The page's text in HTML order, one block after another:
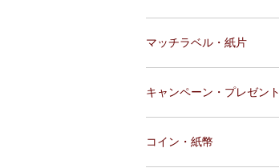
マッチラベル・紙片
キャンペーン・プレゼント
コイン・紙幣